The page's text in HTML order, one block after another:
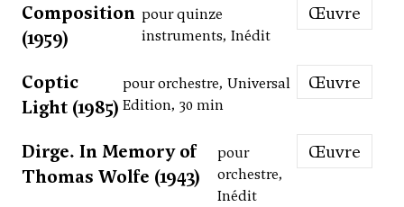
Composition
(1959)
pour quinze
instruments, Inédit
Œuvre
Coptic
Light (1985)
pour orchestre, Universal
Edition, 30 min
Œuvre
Dirge. In Memory of
Thomas Wolfe (1943)
pour
orchestre,
Inédit
Œuvre